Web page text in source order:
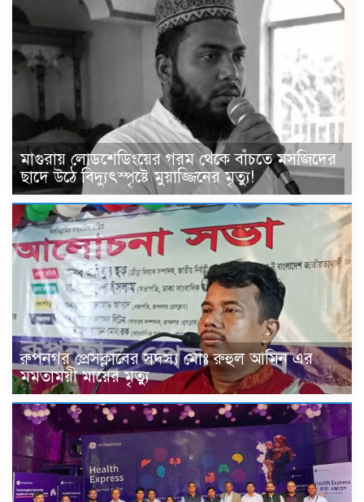
মাগুরায় লোডশেডিংয়ের গরম থেকে বাঁচতে মসজিদের
ছাদে উঠে বিদ্যুৎস্পৃষ্টে মুয়াজ্জিনের মৃত্যু!
রুপনগর প্রেসক্লাবের সদস্য মোঃ রুহুল আমিন এর
মমতাময়ী মায়ের মৃত্যু